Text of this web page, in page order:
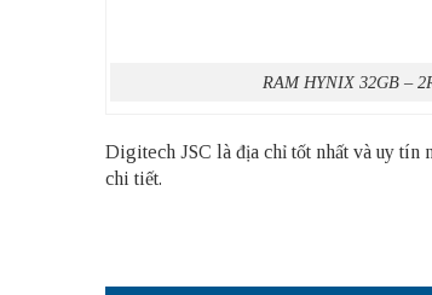
RAM HYNIX 32GB –
Digitech JSC là địa chỉ tốt nhất và uy tín
chi tiết.